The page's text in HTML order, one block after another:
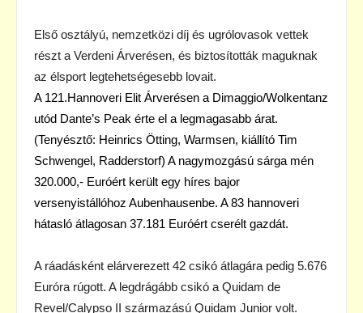
Első osztályú, nemzetközi díj és ugrólovasok vettek
részt a Verdeni Árverésen, és biztosították maguknak
az élsport legtehetségesebb lovait.
A 121.Hannoveri Elit Árverésen a Dimaggio/Wolkentanz
utód Dante’s Peak érte el a legmagasabb árat.
(Tenyésztő: Heinrics Ötting, Warmsen, kiállító Tim
Schwengel, Radderstorf) A nagymozgású sárga mén
320.000,- Euróért került egy híres bajor
versenyistállóhoz Aubenhausenbe. A 83 hannoveri
hátasló átlagosan 37.181 Euróért cserélt gazdát.
A ráadásként elárverezett 42 csikó átlagára pedig 5.676
Euróra rúgott. A legdrágább csikó a Quidam de
Revel/Calypso II származású Quidam Junior volt.